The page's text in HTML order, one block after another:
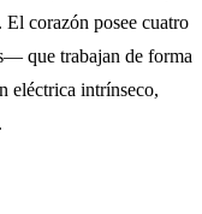
El corazón posee cuatro
que trabajan de forma
eléctrica intrínseco,